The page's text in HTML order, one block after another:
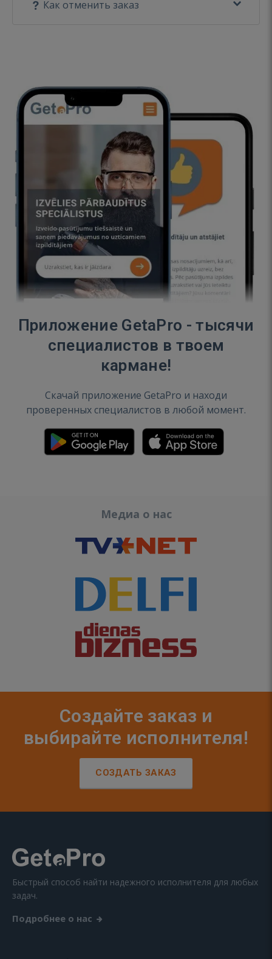
Как отменить заказ
Приложение GetaPro - тысячи
специалистов в твоем
кармане!
Скачай приложение GetaPro и находи
проверенных специалистов в любой момент.
Медиа о нас
Создайте заказ и
выбирайте исполнителя!
СОЗДАТЬ ЗАКАЗ
Быстрый способ найти надежного исполнителя для любых
задач.
Подробнее о нас